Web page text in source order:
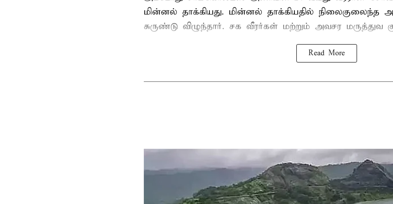
மின்னல் தாக்கியது. மின்னல் தாக்கியதில் நிலைகுலைந்த
சுருண்டு விழுந்தார். சக வீரர்கள் மற்றும் அவசர மருத்துவ
Read More